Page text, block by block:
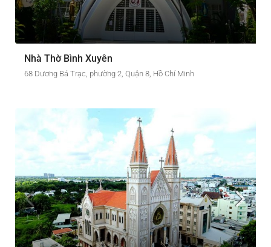
Nhà Thờ Bình Xuyên
68 Dương Bá Trạc, phường 2, Quận 8, Hồ Chí Minh